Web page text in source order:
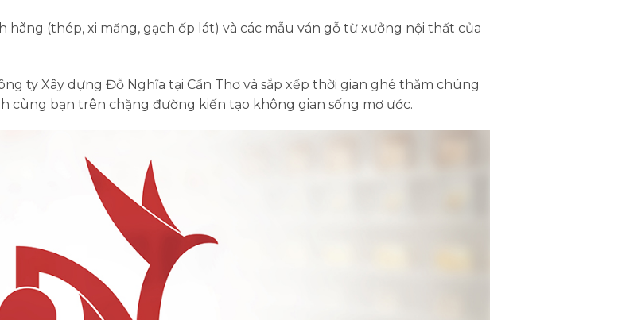
(thép, xi măng, gạch ốp lát) và các mẫu ván gỗ từ xưởng nội thất của
ty Xây dựng Đỗ Nghĩa tại Cần Thơ và sắp xếp thời gian ghé thăm chúng
cùng bạn trên chặng đường kiến tạo không gian sống mơ ước.